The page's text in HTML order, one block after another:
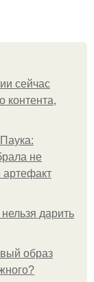
сейчас
контента,
не
артефакт
дарить
образ